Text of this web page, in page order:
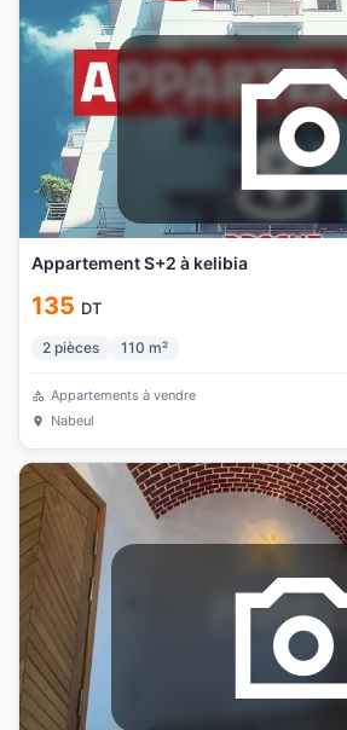
Appartement S+2 à kelibia
135 DT
2 pièces 110 m²
Appartements à vendre
Nabeul